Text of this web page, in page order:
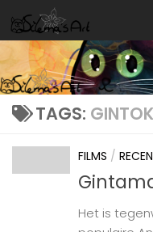
Skip to content
TAGS:
FILMS /
Het is